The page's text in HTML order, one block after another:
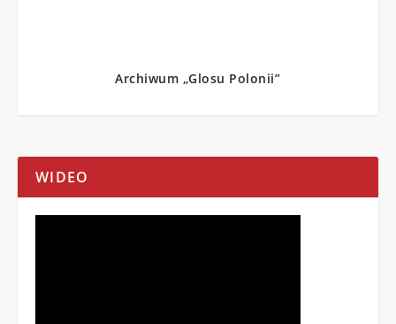
Archiwum „Glosu Polonii”
WIDEO